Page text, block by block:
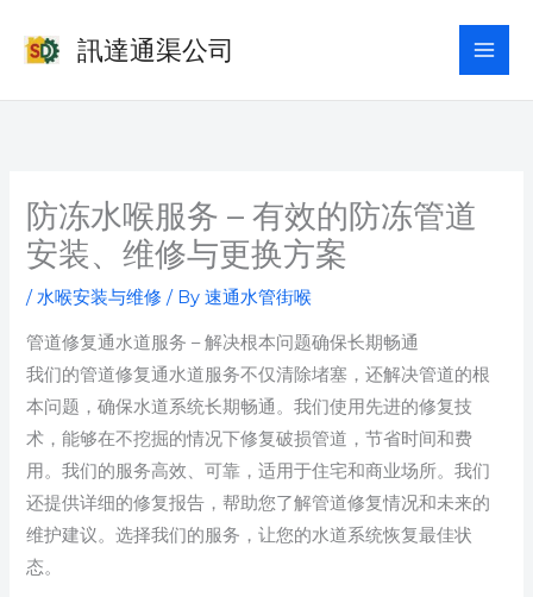
訊達通渠公司
防冻水喉服务 – 有效的防冻管道
安装、维修与更换方案
/ 水喉安装与维修 / By速通水管街喉
管道修复通水道服务 – 解决根本问题确保长期畅通
我们的管道修复通水道服务不仅清除堵塞，还解决管道的根
本问题，确保水道系统长期畅通。我们使用先进的修复技
术，能够在不挖掘的情况下修复破损管道，节省时间和费
用。我们的服务高效、可靠，适用于住宅和商业场所。我们
还提供详细的修复报告，帮助您了解管道修复情况和未来的
维护建议。选择我们的服务，让您的水道系统恢复最佳状
态。